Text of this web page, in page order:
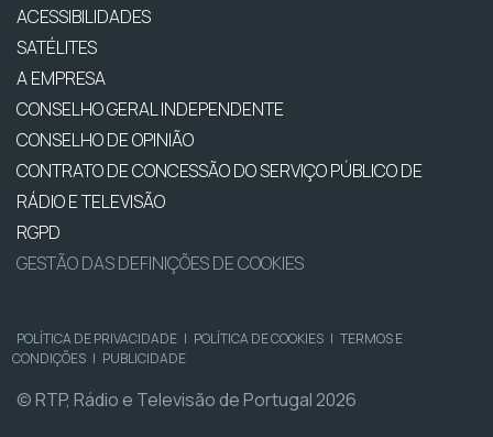
ACESSIBILIDADES
SATÉLITES
A EMPRESA
CONSELHO GERAL INDEPENDENTE
CONSELHO DE OPINIÃO
CONTRATO DE CONCESSÃO DO SERVIÇO PÚBLICO DE
RÁDIO E TELEVISÃO
RGPD
GESTÃO DAS DEFINIÇÕES DE COOKIES
POLÍTICA DE PRIVACIDADE | POLÍTICA DE COOKIES | TERMOS E
CONDIÇÕES | PUBLICIDADE
© RTP, Rádio e Televisão de Portugal 2026